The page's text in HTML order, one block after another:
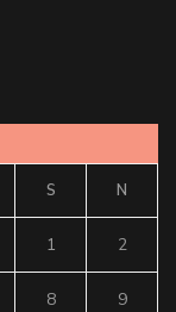
S N
1 2
8 9